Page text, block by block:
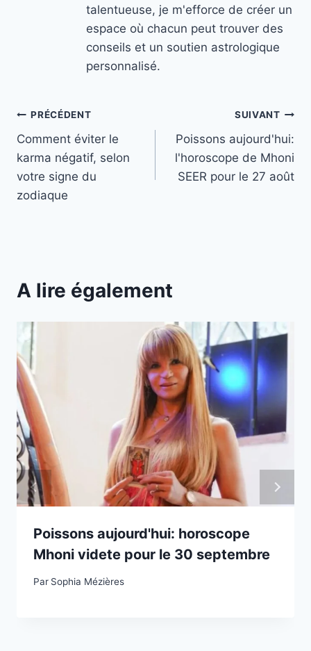
talentueuse, je m'efforce de créer un
espace où chacun peut trouver des
conseils et un soutien astrologique
personnalisé.
Navigation
de
l’article
PRÉCÉDENT
Comment éviter le
karma négatif, selon
votre signe du
zodiaque
SUIVANT
Poissons aujourd'hui:
l'horoscope de Mhoni
SEER pour le 27 août
A lire également
Poissons aujourd'hui: horoscope
Mhoni videte pour le 30 septembre
Par Sophia Mézières